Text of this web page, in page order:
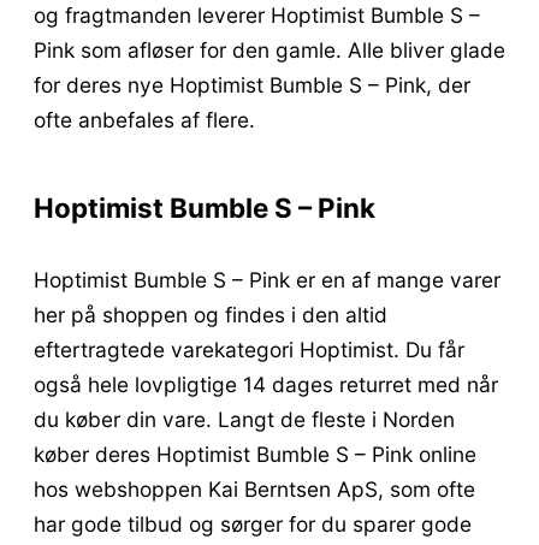
og fragtmanden leverer Hoptimist Bumble S –
Pink som afløser for den gamle. Alle bliver glade
for deres nye Hoptimist Bumble S – Pink, der
ofte anbefales af flere.
Hoptimist Bumble S – Pink
Hoptimist Bumble S – Pink er en af mange varer
her på shoppen og findes i den altid
eftertragtede varekategori Hoptimist. Du får
også hele lovpligtige 14 dages returret med når
du køber din vare. Langt de fleste i Norden
køber deres Hoptimist Bumble S – Pink online
hos webshoppen Kai Berntsen ApS, som ofte
har gode tilbud og sørger for du sparer gode